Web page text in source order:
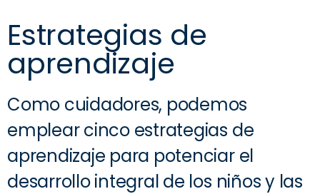
Estrategias de
aprendizaje
Como cuidadores, podemos
emplear cinco estrategias de
aprendizaje para potenciar el
desarrollo integral de los niños y las